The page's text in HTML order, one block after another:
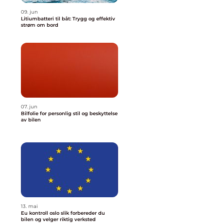
09. jun
Litiumbatteri til båt: Trygg og effektiv
strøm om bord
07. jun
Bilfolie for personlig stil og beskyttelse
av bilen
13. mai
Eu kontroll oslo slik forbereder du
bilen og velger riktig verksted